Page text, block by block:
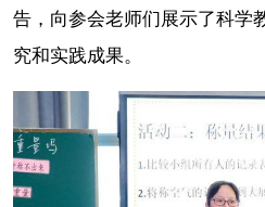
告，向参会老师们展示了科学
究和实践成果。